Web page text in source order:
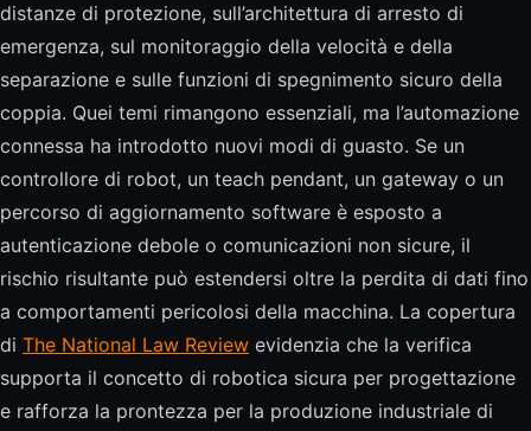
distanze di protezione, sull’architettura di arresto di
emergenza, sul monitoraggio della velocità e della
separazione e sulle funzioni di spegnimento sicuro della
coppia. Quei temi rimangono essenziali, ma l’automazione
connessa ha introdotto nuovi modi di guasto. Se un
controllore di robot, un teach pendant, un gateway o un
percorso di aggiornamento software è esposto a
autenticazione debole o comunicazioni non sicure, il
rischio risultante può estendersi oltre la perdita di dati fino
a comportamenti pericolosi della macchina. La copertura
di The National Law Review evidenzia che la verifica
supporta il concetto di robotica sicura per progettazione
e rafforza la prontezza per la produzione industriale di